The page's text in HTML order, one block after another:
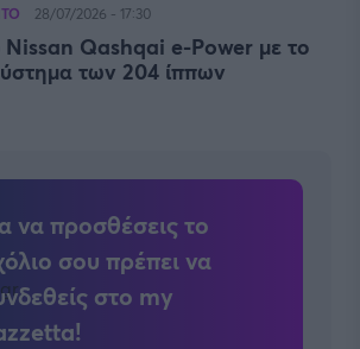
28/07/2026 - 17:30
Qashqai e-Power με το
των 204 ίππων
να προσθέσεις το
σου πρέπει να
στο my